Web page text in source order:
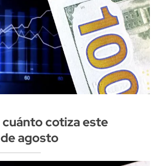
cuánto cotiza este
agosto